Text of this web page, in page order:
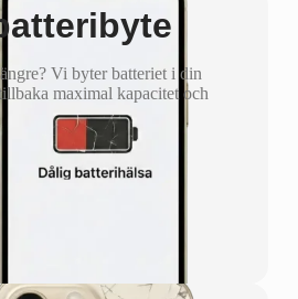
Vi byter batteriet i din
maximal kapacitet och